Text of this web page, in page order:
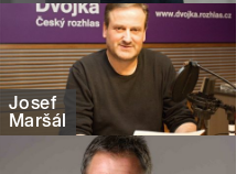
Josef
Maršál